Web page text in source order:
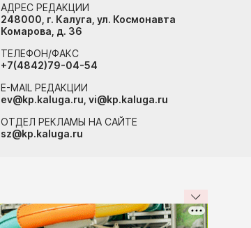
АДРЕС РЕДАКЦИИ
248000, г. Калуга, ул. Космонавта
Комарова, д. 36
ТЕЛЕФОН/ФАКС
+7(4842)79-04-54
E-MAIL РЕДАКЦИИ
ev@kp.kaluga.ru, vi@kp.kaluga.ru
ОТДЕЛ РЕКЛАМЫ НА САЙТЕ
sz@kp.kaluga.ru